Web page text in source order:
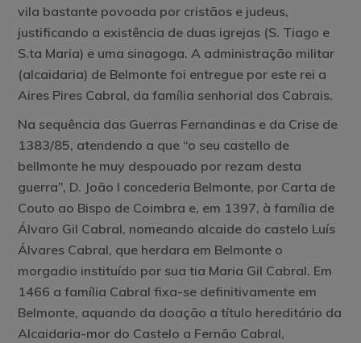
vila bastante povoada por cristãos e judeus,
justificando a existência de duas igrejas (S. Tiago e
S.ta Maria) e uma sinagoga. A administração militar
(alcaidaria) de Belmonte foi entregue por este rei a
Aires Pires Cabral, da família senhorial dos Cabrais.
Na sequência das Guerras Fernandinas e da Crise de
1383/85, atendendo a que “o seu castello de
bellmonte he muy despouado por rezam desta
guerra”, D. João I concederia Belmonte, por Carta de
Couto ao Bispo de Coimbra e, em 1397, à família de
Álvaro Gil Cabral, nomeando alcaide do castelo Luís
Álvares Cabral, que herdara em Belmonte o
morgadio instituído por sua tia Maria Gil Cabral. Em
1466 a família Cabral fixa-se definitivamente em
Belmonte, aquando da doação a título hereditário da
Alcaidaria-mor do Castelo a Fernão Cabral,